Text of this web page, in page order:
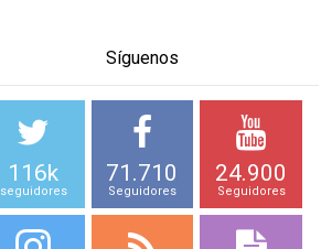
Síguenos
116k
seguidores
71.710
Seguidores
24.900
Seguidores